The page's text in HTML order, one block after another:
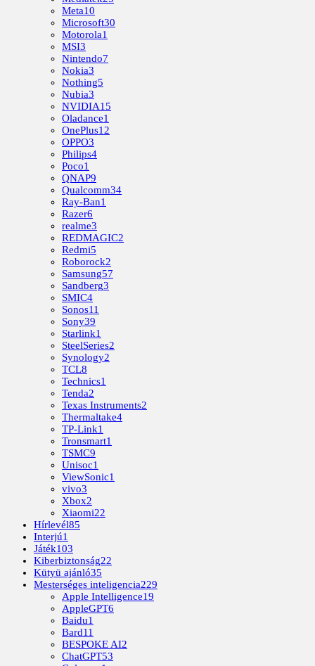
Meta10
Microsoft30
Motorola1
MSI3
Nintendo7
Nokia3
Nothing5
Nubia3
NVIDIA15
Oladance1
OnePlus12
OPPO3
Philips4
Poco1
QNAP9
Qualcomm34
Ray-Ban1
Razer6
realme3
REDMAGIC2
Redmi5
Roborock2
Samsung57
Sandberg3
SMIC4
Sonos11
Sony39
Starlink1
SteelSeries2
Synology2
TCL8
Technics1
Tenda2
Texas Instruments2
Thermaltake4
TP-Link1
Tronsmart1
TSMC9
Unisoc1
ViewSonic1
vivo3
Xbox2
Xiaomi22
Hírlevél85
Interjú1
Játék103
Kiberbiztonság22
Kütyü ajánló35
Mesterséges inteligencia229
Apple Intelligence19
AppleGPT6
Baidu1
Bard11
BESPOKE AI2
ChatGPT53